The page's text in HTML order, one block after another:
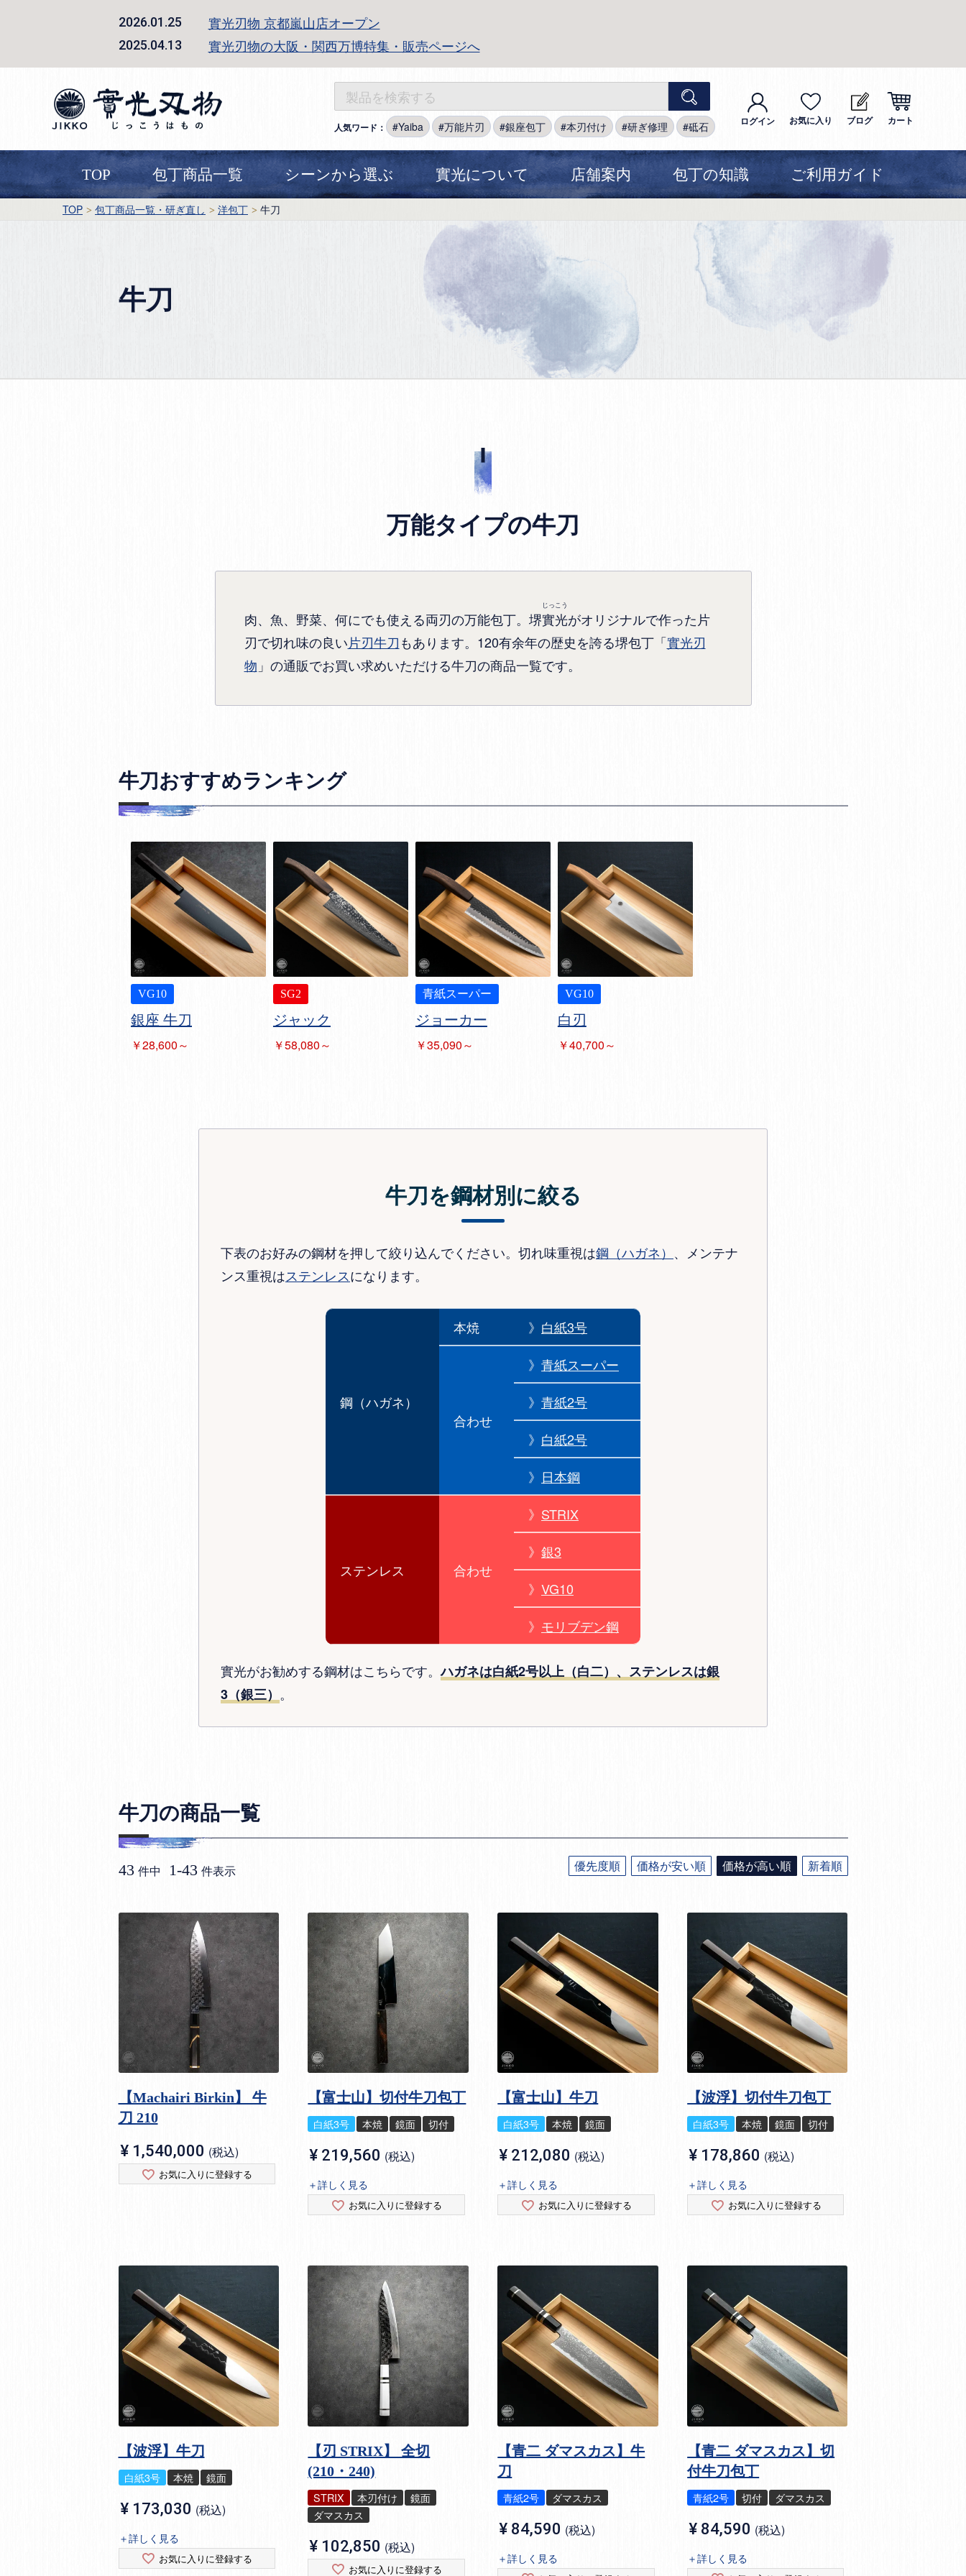
2026.01.25 實光刃物 京都嵐山店オープン
2025.04.13 實光刃物の大阪・関西万博特集・販売ページへ
人気ワード： Yaiba 万能片刃 銀座包丁 本刃付け 研ぎ修理 砥石 ログイン お気に入り ブログ カート
TOP 包丁商品一覧 シーンから選ぶ 實光について 店舗案内 包丁の知識 ご利用ガイド
TOP 包丁商品一覧・研ぎ直し 洋包丁 牛刀
牛刀
万能タイプの牛刀
肉、魚、野菜、何にでも使える両刃の万能包丁。堺實光
じっこう
がオリジナルで作った片
刃で切れ味の良い片刃牛刀もあります。120有余年の歴史を誇る堺包丁「實光刃
物 」の通販でお買い求めいただける牛刀の商品一覧です。
牛刀おすすめランキング
VG10
銀座 牛刀
￥28,600～
SG2
ジャック
￥58,080～
青紙スーパー
ジョーカー
￥35,090～
VG10
白刃
￥40,700～
牛刀を鋼材別に絞る
下表のお好みの鋼材を押して絞り込んでください。切れ味重視は鋼（ハガネ） 、メンテナ
ンス重視はステンレスになります。
鋼（ハガネ）
本焼 》 白紙3号
合わせ
》 青紙スーパー
》 青紙2号
》 白紙2号
》 日本鋼
ステンレス 合わせ
》 STRIX
》 銀3
》 VG10
》 モリブデン鋼
實光がお勧めする鋼材はこちらです。ハガネは白紙2号以上（白二）、ステンレスは銀
3（銀三） 。
牛刀の商品一覧
優先度順 価格が安い順 価格が高い順 新着順
43 件中 1-43 件表示
【Machairi Birkin】 牛
刀 210
¥ 1,540,000 税込
お気に入りに登録する
【富士山】切付牛刀包丁
白紙3号 本焼 鏡面 切付
¥ 219,560 税込
＋詳しく見る
お気に入りに登録する
【富士山】牛刀
白紙3号 本焼 鏡面
¥ 212,080 税込
＋詳しく見る
お気に入りに登録する
【波浮】切付牛刀包丁
白紙3号 本焼 鏡面 切付
¥ 178,860 税込
＋詳しく見る
お気に入りに登録する
【波浮】牛刀
白紙3号 本焼 鏡面
¥ 173,030 税込
＋詳しく見る
お気に入りに登録する
【刃 STRIX】 全切
(210・240)
STRIX 本刃付け
鏡面
ダマスカス
¥ 102,850 税込
お気に入りに登録する
【青二 ダマスカス】牛
刀
青紙2号 ダマスカス
¥ 84,590 税込
＋詳しく見る
【青二 ダマスカス】切
付牛刀包丁
青紙2号 切付 ダマスカス
¥ 84,590 税込
＋詳しく見る